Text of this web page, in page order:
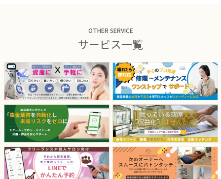
OTHER SERVICE
サービス一覧